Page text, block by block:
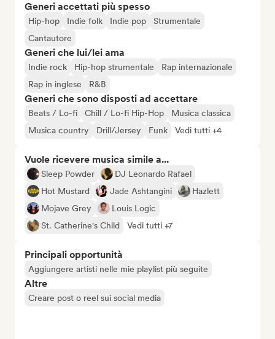
Generi accettati più spesso
Hip-hop Indie folk Indie pop
Strumentale
Cantautore
Generi che lui/lei ama
Indie rock Hip-hop strumentale
Rap internazionale
Rap in inglese
R&B
Generi che sono disposti ad accettare
Beats / Lo-fi Chill / Lo-fi Hip-Hop
Musica classica
Musica country
Drill/Jersey Funk Vedi tutti +4
Vuole ricevere musica simile a...
Sleep Powder
DJ Leonardo Rafael
Hot Mustard
Jade Ashtangini
Hazlett
Mojave Grey
Louis Logic
St. Catherine's Child
Vedi tutti +7
Principali opportunità
Aggiungere artisti nelle mie playlist più seguite
Altre
Creare post o reel sui social media